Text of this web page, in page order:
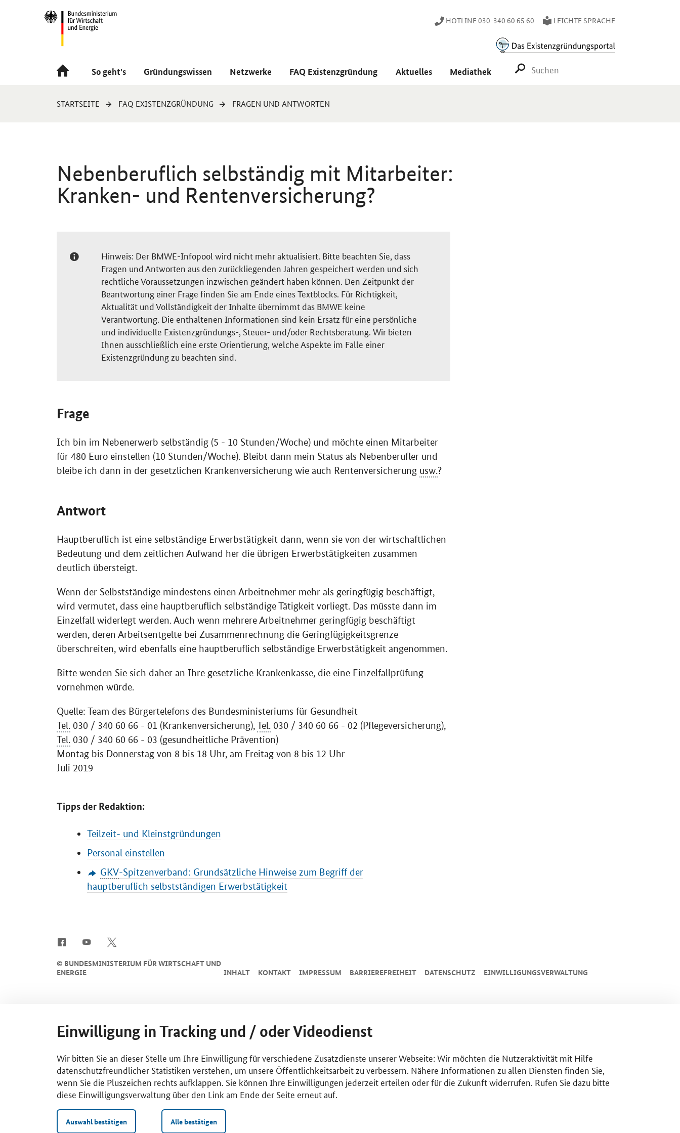
Navigation
Hauptmenü HOTLINE 030-340 60 65 60 LEICHTE SPRACHE
So geht's Gründungswissen Netzwerke FAQ Existenzgründung Aktuelles Mediathek SUCHE STARTEN
Sie
STARTSEITE FAQ EXISTENZGRÜNDUNG FRAGEN UND ANTWORTEN
Nebenberuflich selbständig mit Mitarbeiter:
Kranken- und Rentenversicherung?
Hinweis: Der BMWE-Infopool wird nicht mehr aktualisiert. Bitte beachten Sie, dass
Fragen und Antworten aus den zurückliegenden Jahren gespeichert werden und sich
rechtliche Voraussetzungen inzwischen geändert haben können. Den Zeitpunkt der
Beantwortung einer Frage finden Sie am Ende eines Textblocks. Für Richtigkeit,
Aktualität und Vollständigkeit der Inhalte übernimmt das BMWE keine
Verantwortung. Die enthaltenen Informationen sind kein Ersatz für eine persönliche
und individuelle Existenzgründungs-, Steuer- und/oder Rechtsberatung. Wir bieten
Ihnen ausschließlich eine erste Orientierung, welche Aspekte im Falle einer
Existenzgründung zu beachten sind.
Frage
Ich bin im Nebenerwerb selbständig (5 - 10 Stunden/Woche) und möchte einen Mitarbeiter
für 480 Euro einstellen (10 Stunden/Woche). Bleibt dann mein Status als Nebenberufler und
bleibe ich dann in der gesetzlichen Krankenversicherung wie auch Rentenversicherung usw.?
Antwort
Hauptberuflich ist eine selbständige Erwerbstätigkeit dann, wenn sie von der wirtschaftlichen
Bedeutung und dem zeitlichen Aufwand her die übrigen Erwerbstätigkeiten zusammen
deutlich übersteigt.
Wenn der Selbstständige mindestens einen Arbeitnehmer mehr als geringfügig beschäftigt,
wird vermutet, dass eine hauptberuflich selbständige Tätigkeit vorliegt. Das müsste dann im
Einzelfall widerlegt werden. Auch wenn mehrere Arbeitnehmer geringfügig beschäftigt
werden, deren Arbeitsentgelte bei Zusammenrechnung die Geringfügigkeitsgrenze
überschreiten, wird ebenfalls eine hauptberuflich selbständige Erwerbstätigkeit angenommen.
Bitte wenden Sie sich daher an Ihre gesetzliche Krankenkasse, die eine Einzelfallprüfung
vornehmen würde.
Quelle: Team des Bürgertelefons des Bundesministeriums für Gesundheit
Tel. 030 / 340 60 66 - 01 (Krankenversicherung),Tel. 030 / 340 60 66 - 02 (Pflegeversicherung),
Tel. 030 / 340 60 66 - 03 (gesundheitliche Prävention)
Montag bis Donnerstag von 8 bis 18 Uhr, am Freitag von 8 bis 12 Uhr
Juli 2019
Tipps der Redaktion:
Teilzeit- und Kleinstgründungen
Personal einstellen
GKV-Spitzenverband: Grundsätzliche Hinweise zum Begriff der
hauptberuflich selbstständigen Erwerbstätigkeit
© BUNDESMINISTERIUM FÜR WIRTSCHAFT UND
ENERGIE
INHALT KONTAKT IMPRESSUM BARRIEREFREIHEIT DATENSCHUTZ EINWILLIGUNGSVERWALTUNG
Einwilligung in Tracking und / oder Videodienst
Wir bitten Sie an dieser Stelle um Ihre Einwilligung für verschiedene Zusatzdienste unserer Webseite: Wir möchten die Nutzeraktivität mit Hilfe
datenschutzfreundlicher Statistiken verstehen, um unsere Öffentlichkeitsarbeit zu verbessern. Nähere Informationen zu allen Diensten finden Sie,
wenn Sie die Pluszeichen rechts aufklappen. Sie können Ihre Einwilligungen jederzeit erteilen oder für die Zukunft widerrufen. Rufen Sie dazu bitte
diese Einwilligungsverwaltung über den Link am Ende der Seite erneut auf.
Auswahl bestätigen Alle bestätigen